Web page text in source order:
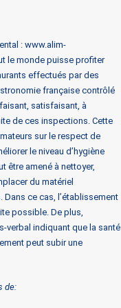
: www.alim-
le monde puisse profiter
effectués par des
française contrôlé
satisfaisant, à
de ces inspections. Cette
sur le respect de
le niveau d’hygiène
être amené à nettoyer,
du matériel
ce cas, l’établissement
possible. De plus,
verbal indiquant que la santé
peut subir une
de: